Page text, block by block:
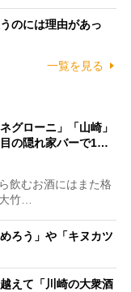
のには理由があっ
一覧を見る
グローニ」「山崎」
目の隠れ家バーで1…
飲むお酒にはまた格
竹…
ろう」や「キヌカツ
えて「川崎の大衆酒